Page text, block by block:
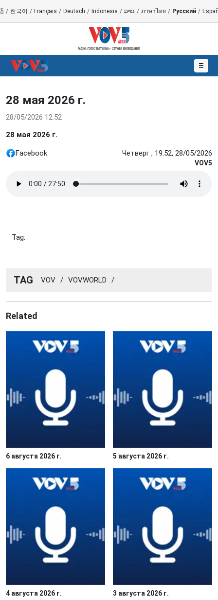
/ 한국어 / Français / Deutsch / Indonesia / ລາວ / ภาษาไทย / Русский /
☰
28 мая 2026 г.
28/05/2026 12:52
28 мая 2026 г.
Facebook Четверг , 19:52, 28/05/2026
VOV5
Tag:
TAG VOV / VOVWORLD /
Related
6 августа 2026 г. 5 августа 2026 г.
4 августа 2026 г. 3 августа 2026 г.